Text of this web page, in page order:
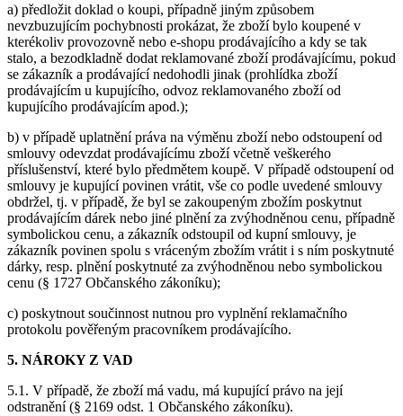
a) předložit doklad o koupi, případně jiným způsobem
nevzbuzujícím pochybnosti prokázat, že zboží bylo koupené v
kterékoliv provozovně nebo e-shopu prodávajícího a kdy se tak
stalo, a bezodkladně dodat reklamované zboží prodávajícímu, pokud
se zákazník a prodávající nedohodli jinak (prohlídka zboží
prodávajícím u kupujícího, odvoz reklamovaného zboží od
kupujícího prodávajícím apod.);
b) v případě uplatnění práva na výměnu zboží nebo odstoupení od
smlouvy odevzdat prodávajícímu zboží včetně veškerého
příslušenství, které bylo předmětem koupě. V případě odstoupení od
smlouvy je kupující povinen vrátit, vše co podle uvedené smlouvy
obdržel, tj. v případě, že byl se zakoupeným zbožím poskytnut
prodávajícím dárek nebo jiné plnění za zvýhodněnou cenu, případně
symbolickou cenu, a zákazník odstoupil od kupní smlouvy, je
zákazník povinen spolu s vráceným zbožím vrátit i s ním poskytnuté
dárky, resp. plnění poskytnuté za zvýhodněnou nebo symbolickou
cenu (§ 1727 Občanského zákoníku);
c) poskytnout součinnost nutnou pro vyplnění reklamačního
protokolu pověřeným pracovníkem prodávajícího.
5. NÁROKY Z VAD
5.1. V případě, že zboží má vadu, má kupující právo na její
odstranění (§ 2169 odst. 1 Občanského zákoníku).